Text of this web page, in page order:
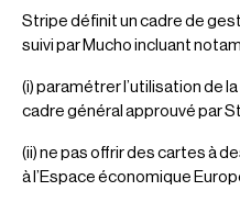
Stripe définit un cadre de
suivi par Mucho incluant
(i) paramétrer l’utilisation de
cadre général approuvé par
(ii) ne pas offrir des cartes à
à l’Espace économique